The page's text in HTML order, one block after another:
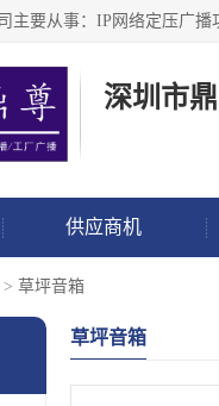
深圳市
供应商机
> 草坪音箱
草坪音箱